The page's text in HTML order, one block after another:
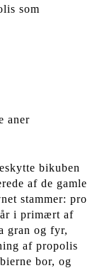
som
aner
bikuben
af de gamle
stammer: pro
i primært af
gran og fyr,
af propolis
bor, og